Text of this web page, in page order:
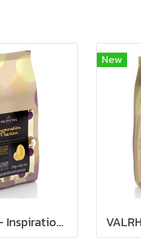
VALRHONA - Inspiration Passion Fruit Couverture
New